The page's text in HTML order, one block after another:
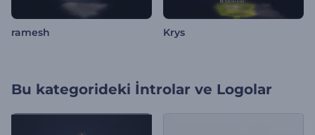
ramesh Krys
Bu kategorideki İntrolar ve Logolar